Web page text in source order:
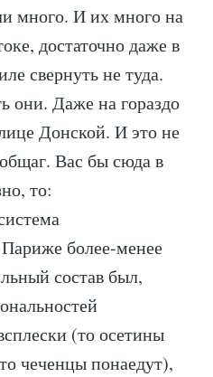
много. И их много на
достаточно даже в
свернуть не туда.
они. Даже на гораздо
Донской. И это не
Вас бы сюда в
то:
более-менее
состав был,
(то осетины
чеченцы понаедут),